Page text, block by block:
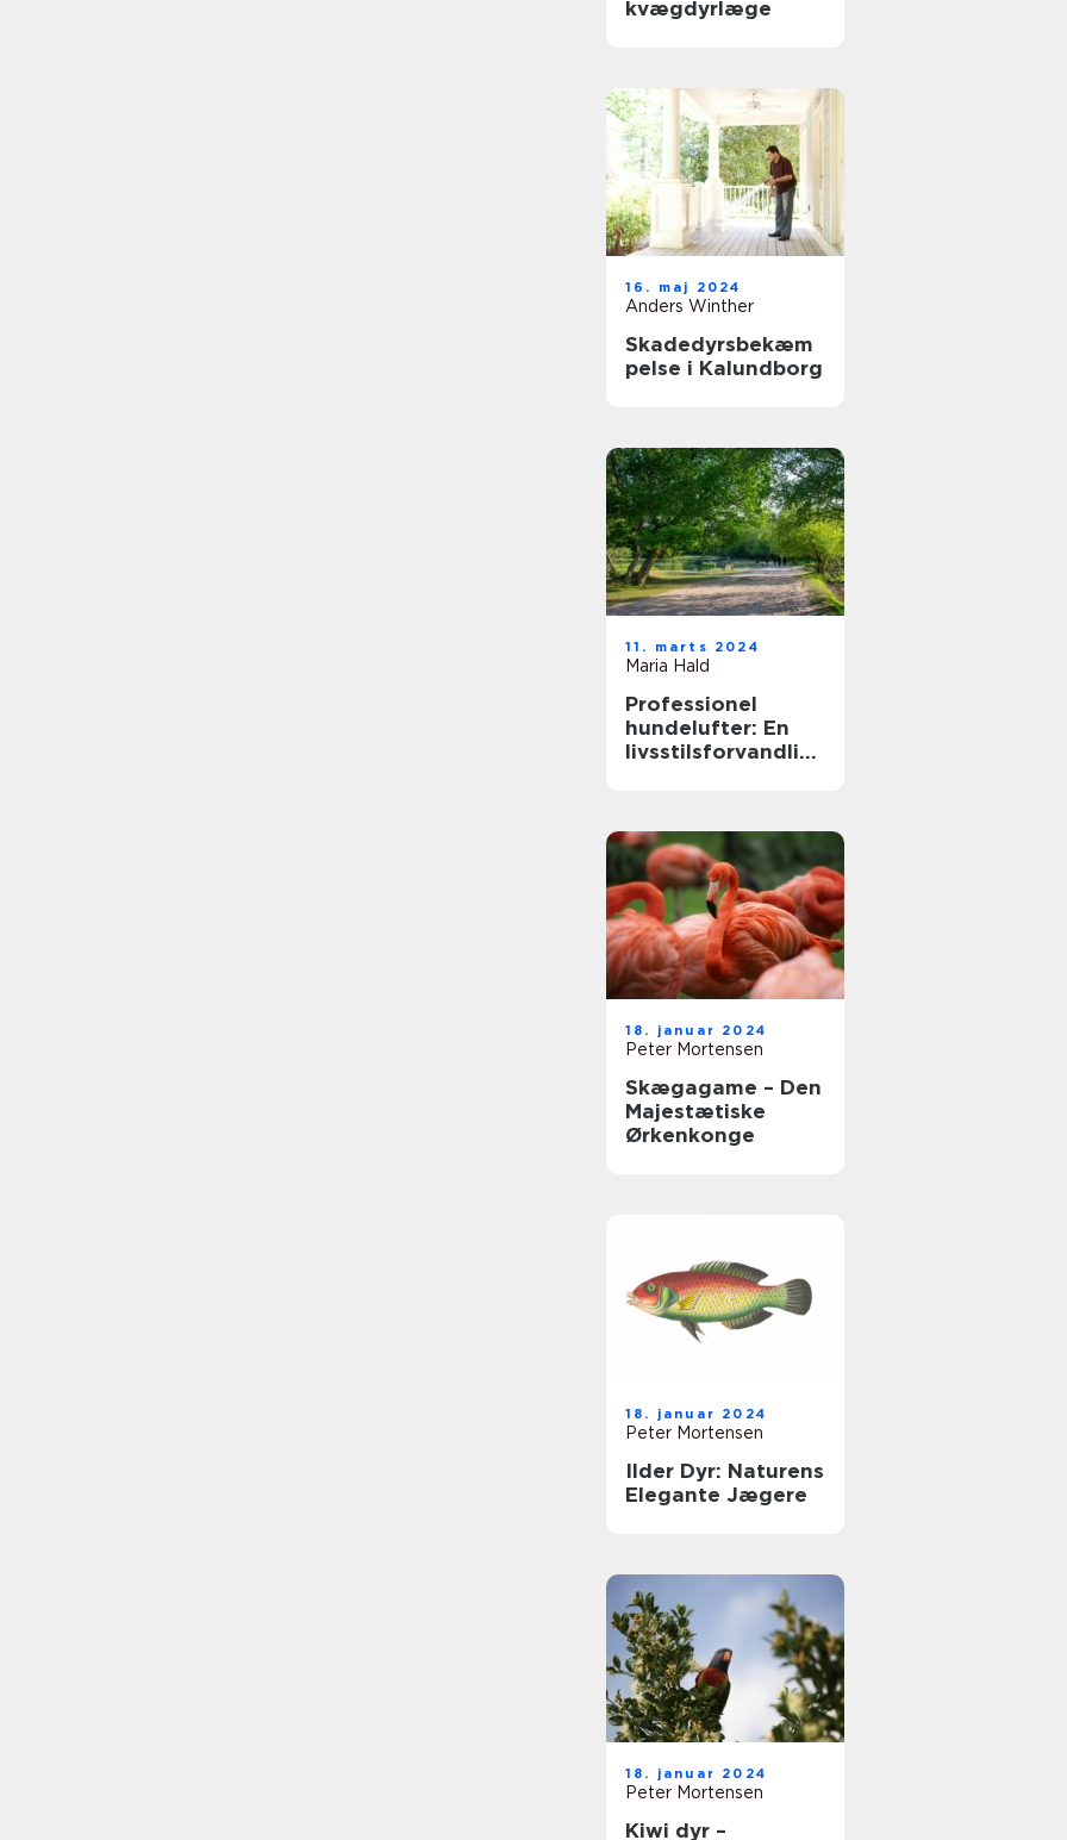
kvægdyrlæge
16. maj 2024
Anders Winther
Skadedyrsbekæm
pelse i Kalundborg
11. marts 2024
Maria Hald
Professionel
hundelufter: En
livsstilsforvandlin
18. januar 2024
Peter Mortensen
Skægagame – Den
Majestætiske
Ørkenkonge
18. januar 2024
Peter Mortensen
Ilder Dyr: Naturens
Elegante Jægere
18. januar 2024
Peter Mortensen
Kiwi dyr –